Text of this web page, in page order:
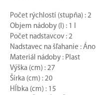
Počet rýchlostí (stupňa) : 2
Objem nádoby (l) : 1 l
Počet nadstavcov : 2
Nadstavec na šľahanie : Áno
Materiál nádoby : Plast
Výška (cm) : 27
Šírka (cm) : 20
Hĺbka (cm) : 15